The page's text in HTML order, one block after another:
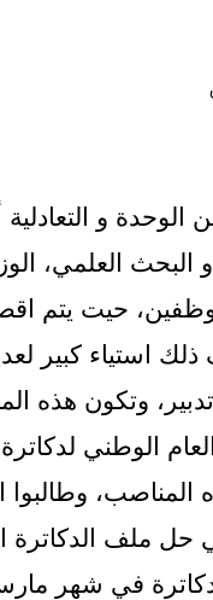
و التعادلية
و البحث العلمي،
حيت يتم
استياء كبير
وتكون هذه
الوطني
المناصب، وطالبوا
حل ملف
في شهر